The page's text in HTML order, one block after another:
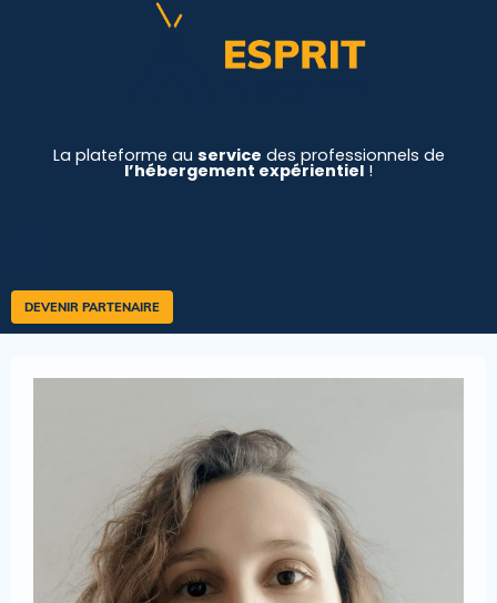
La plateforme au service des professionnels de
l’hébergement expérientiel !
DEVENIR PARTENAIRE